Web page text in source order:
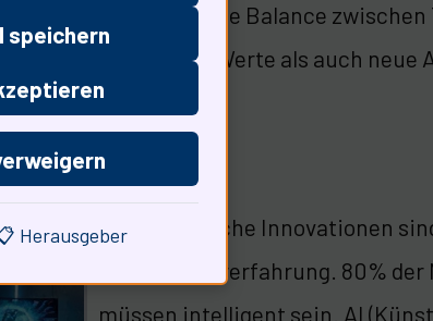
liegt darin, die Balance
sowohl alte Werte als auch
Streaming
Technologische Innovationen
um Benutzererfahrung. 80%
müssen intelligent sein. AI
speichern
Herausgeber